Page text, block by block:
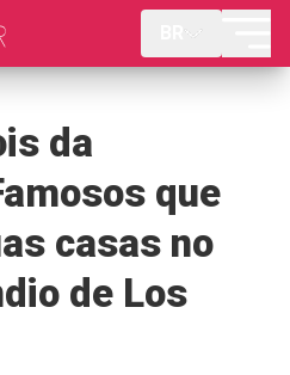
da
que
casas no
de Los